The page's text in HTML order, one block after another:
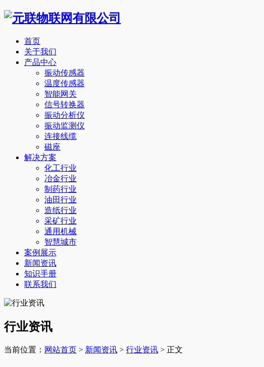
首页
关于我们
产品中心
振动传感器
温度传感器
智能网关
信号转换器
振动分析仪
振动监测仪
连接线缆
磁座
解决方案
化工行业
冶金行业
制药行业
油田行业
造纸行业
采矿行业
通用机械
智慧城市
案例展示
新闻资讯
知识手册
联系我们
行业资讯
当前位置： 网站首页 > 新闻资讯 > 行业资讯 > 正文